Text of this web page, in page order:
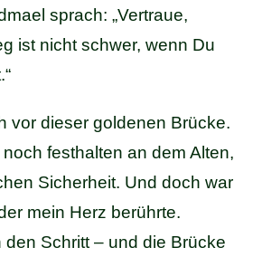
sprach: „Vertraue,
ist nicht schwer, wenn Du
vor dieser goldenen Brücke.
festhalten an dem Alten,
Sicherheit. Und doch war
mein Herz berührte.
den Schritt – und die Brücke